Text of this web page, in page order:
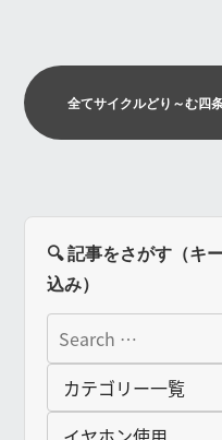
全てサイクルどり～む四